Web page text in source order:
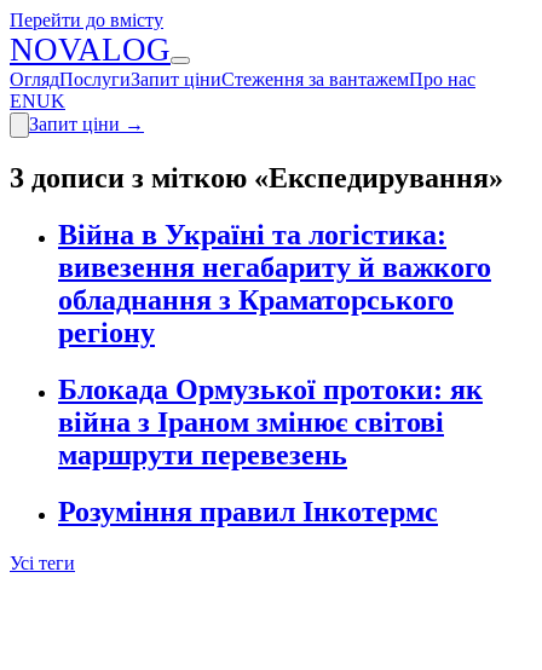
Перейти до вмісту
NOVALOG
ОглядПослугиЗапит ціниСтеження за вантажемПро нас
ENUK
Запит ціни →
3 дописи з міткою «Експедирування»
Війна в Україні та логістика:
вивезення негабариту й важкого
обладнання з Краматорського
регіону
Блокада Ормузької протоки: як
війна з Іраном змінює світові
маршрути перевезень
Розуміння правил Інкотермс
Усі теги